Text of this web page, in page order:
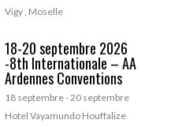
Vigy , Moselle
18-20 septembre 2026
-8th Internationale – AA
Ardennes Conventions
18 septembre-20 septembre
Hotel Vayamundo Houffalize